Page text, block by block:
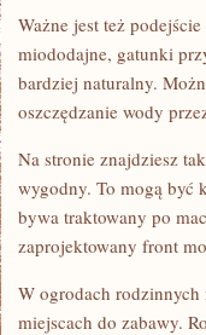
Ważne jest też
miododajne, gatunki
bardziej naturalny.
oszczędzanie wody
Na stronie znajdziesz
wygodny. To mogą być
bywa traktowany po
zaprojektowany front
W ogrodach rodzinnych
miejscach do zabawy.